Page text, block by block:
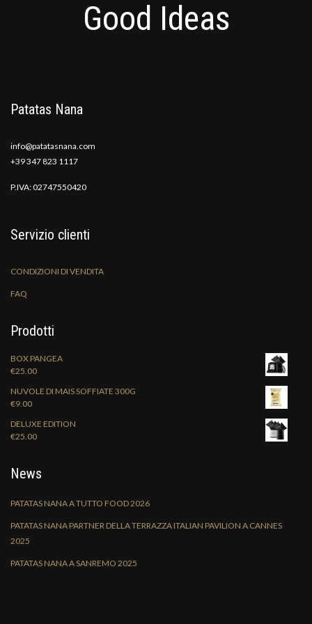
Good Ideas
Patatas Nana
info@patatasnana.com
+39 347 823 1117
P.IVA: 02747550420
Servizio clienti
CONDIZIONI DI VENDITA
FAQ
Prodotti
BOX PANGEA
€25.00
NUVOLE DI MAIS SOFFIATE 300G
€9.00
DELUXE EDITION
€25.00
News
PATATAS NANA A TUTTO FOOD 2026
PATATAS NANA PARTNER DELLA TERRAZZA ITALIAN PAVILION A CANNES
2025
PATATAS NANA A SANREMO 2025